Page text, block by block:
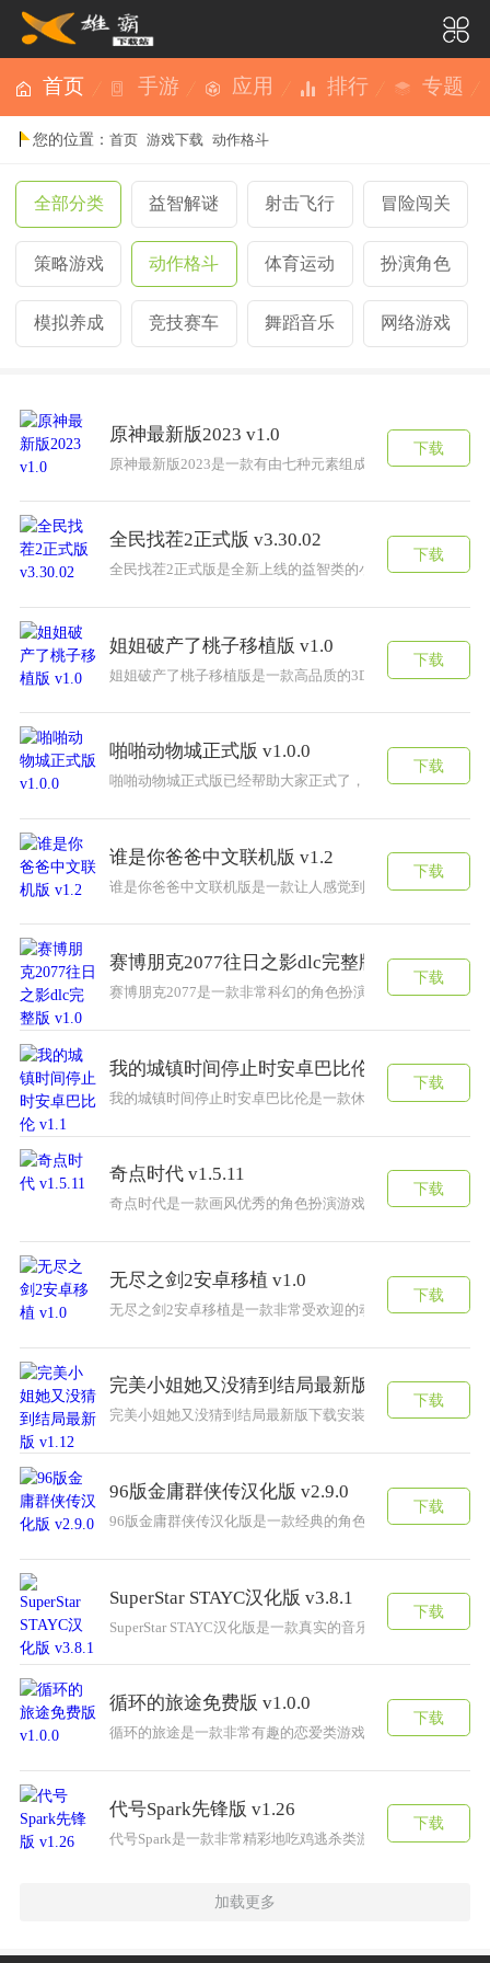
首页 手游 应用 排行 专题
您的位置：首页 游戏下载 动作格斗
全部分类 益智解谜 射击飞行 冒险闯关
策略游戏 动作格斗 体育运动 扮演角色
模拟养成 竞技赛车 舞蹈音乐 网络游戏
原神最新版2023 v1.0
原神最新版2023是一款有由七种元素组成的游戏，这款原
下载
全民找茬2正式版 v3.30.02
全民找茬2正式版是全新上线的益智类的小游戏，可以让大
下载
姐姐破产了桃子移植版 v1.0
姐姐破产了桃子移植版是一款高品质的3D模拟游戏，姐姐
下载
啪啪动物城正式版 v1.0.0
啪啪动物城正式版已经帮助大家正式了，拥有无限制的游
下载
谁是你爸爸中文联机版 v1.2
谁是你爸爸中文联机版是一款让人感觉到十分炸裂的多人
下载
赛博朋克2077往日之影dlc完整版 v1.0
赛博朋克2077是一款非常科幻的角色扮演游戏，游戏中拥
下载
我的城镇时间停止时安卓巴比伦 v1.1
我的城镇时间停止时安卓巴比伦是一款休闲冒险游戏。这
下载
奇点时代 v1.5.11
奇点时代是一款画风优秀的角色扮演游戏，可以根据自己
下载
无尽之剑2安卓移植 v1.0
无尽之剑2安卓移植是一款非常受欢迎的动作冒险游戏，游
下载
完美小姐她又没猜到结局最新版 v1.12
完美小姐她又没猜到结局最新版下载安装是一款漫画风格
下载
96版金庸群侠传汉化版 v2.9.0
96版金庸群侠传汉化版是一款经典的角色扮演游戏，游戏
下载
SuperStar STAYC汉化版 v3.8.1
SuperStar STAYC汉化版是一款真实的音乐舞蹈游戏，带你
下载
循环的旅途免费版 v1.0.0
循环的旅途是一款非常有趣的恋爱类游戏，在精彩的游戏
下载
代号Spark先锋版 v1.26
代号Spark是一款非常精彩地吃鸡逃杀类游戏，游戏中拥有
下载
加载更多